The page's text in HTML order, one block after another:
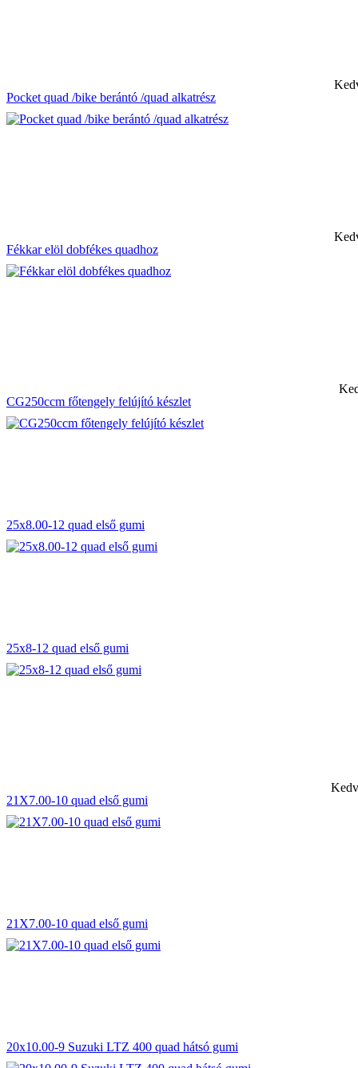
Pocket quad /bike berántó /quad alkatrész
Fékkar elöl dobfékes quadhoz
CG250ccm főtengely felújító készlet
25x8.00-12 quad első gumi
25x8-12 quad első gumi
21X7.00-10 quad első gumi
21X7.00-10 quad első gumi
20x10.00-9 Suzuki LTZ 400 quad hátsó gumi